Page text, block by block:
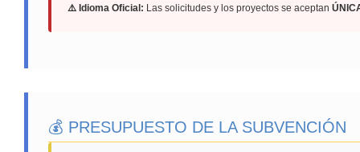
⚠️ Idioma Oficial: Las solicitudes y los proyectos se aceptan
💰 PRESUPUESTO DE LA SUBVENCIÓN